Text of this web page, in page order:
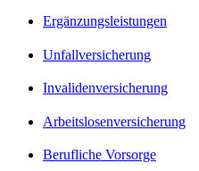
Ergänzungsleistungen
Unfallversicherung
Invalidenversicherung
Arbeitslosenversicherung
Berufliche Vorsorge